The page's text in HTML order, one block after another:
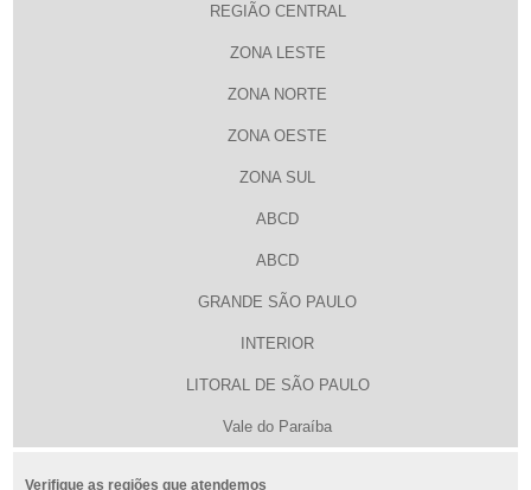
REGIÃO CENTRAL
ZONA LESTE
ZONA NORTE
ZONA OESTE
ZONA SUL
ABCD
ABCD
GRANDE SÃO PAULO
INTERIOR
LITORAL DE SÃO PAULO
Vale do Paraíba
Verifique as regiões que atendemos